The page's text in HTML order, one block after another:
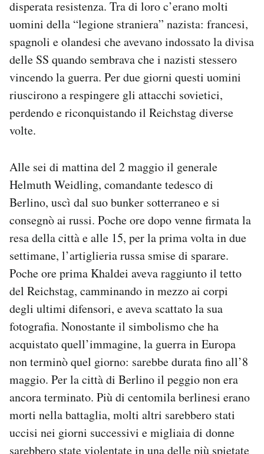
disperata resistenza. Tra di loro c’erano molti
uomini della “legione straniera” nazista: francesi,
spagnoli e olandesi che avevano indossato la divisa
delle SS quando sembrava che i nazisti stessero
vincendo la guerra. Per due giorni questi uomini
riuscirono a respingere gli attacchi sovietici,
perdendo e riconquistando il Reichstag diverse
volte.
Alle sei di mattina del 2 maggio il generale
Helmuth Weidling, comandante tedesco di
Berlino, uscì dal suo bunker sotterraneo e si
consegnò ai russi. Poche ore dopo venne firmata la
resa della città e alle 15, per la prima volta in due
settimane, l’artiglieria russa smise di sparare.
Poche ore prima Khaldei aveva raggiunto il tetto
del Reichstag, camminando in mezzo ai corpi
degli ultimi difensori, e aveva scattato la sua
fotografia. Nonostante il simbolismo che ha
acquistato quell’immagine, la guerra in Europa
non terminò quel giorno: sarebbe durata fino all’8
maggio. Per la città di Berlino il peggio non era
ancora terminato. Più di centomila berlinesi erano
morti nella battaglia, molti altri sarebbero stati
uccisi nei giorni successivi e migliaia di donne
sarebbero state violentate in una delle più spietate